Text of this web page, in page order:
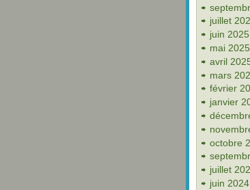
juillet
juin 2025
mai 2025
avril
mars
février
janvier
octobre
juillet
juin 2024